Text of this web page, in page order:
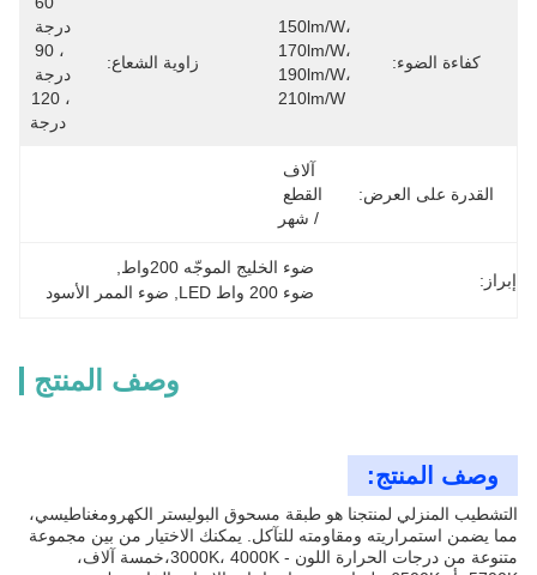
كفاءة الضوء:
150lm/W،
170lm/W،
190lm/W،
210lm/W
زاوية الشعاع:
درجة
القدرة على العرض:
/ شهر
إبراز:
ضوء الخليج الموجّه 200واط
ضوء 200 واط LED
ضوء الممر الأسود
وصف المنتج
وصف المنتج:
التشطيب المنزلي لمنتجنا هو طبقة مسحوق البوليستر الكهرومغناطيسي،
مما يضمن استمراريته ومقاومته للتآكل. يمكنك الاختيار من بين مجموعة
متنوعة من درجات الحرارة اللون - 3000K، 4000K،خمسة آلاف،